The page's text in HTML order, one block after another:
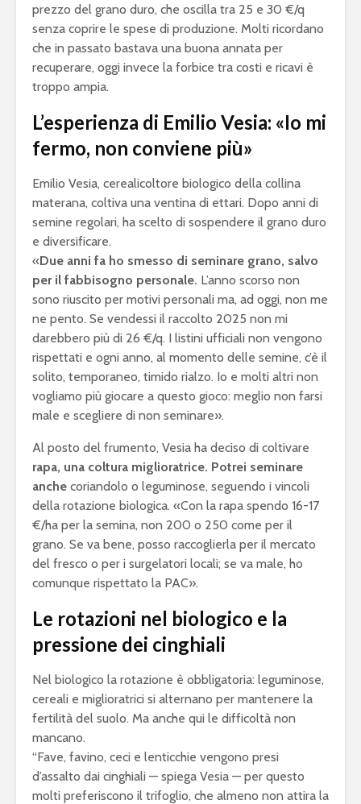
prezzo del grano duro, che oscilla tra 25 e 30 €/q
senza coprire le spese di produzione. Molti ricordano
che in passato bastava una buona annata per
recuperare, oggi invece la forbice tra costi e ricavi è
troppo ampia.
L’esperienza di Emilio Vesia: «Io mi
fermo, non conviene più»
Emilio Vesia, cerealicoltore biologico della collina
materana, coltiva una ventina di ettari. Dopo anni di
semine regolari, ha scelto di sospendere il grano duro
e diversificare.
«Due anni fa ho smesso di seminare grano, salvo
per il fabbisogno personale. L’anno scorso non
sono riuscito per motivi personali ma, ad oggi, non me
ne pento. Se vendessi il raccolto 2025 non mi
darebbero più di 26 €/q. I listini ufficiali non vengono
rispettati e ogni anno, al momento delle semine, c’è il
solito, temporaneo, timido rialzo. Io e molti altri non
vogliamo più giocare a questo gioco: meglio non farsi
male e scegliere di non seminare».
Al posto del frumento, Vesia ha deciso di coltivare
rapa, una coltura miglioratrice. Potrei seminare
anche coriandolo o leguminose, seguendo i vincoli
della rotazione biologica. «Con la rapa spendo 16-17
€/ha per la semina, non 200 o 250 come per il
grano. Se va bene, posso raccoglierla per il mercato
del fresco o per i surgelatori locali; se va male, ho
comunque rispettato la PAC».
Le rotazioni nel biologico e la
pressione dei cinghiali
Nel biologico la rotazione è obbligatoria: leguminose,
cereali e miglioratrici si alternano per mantenere la
fertilità del suolo. Ma anche qui le difficoltà non
mancano.
“Fave, favino, ceci e lenticchie vengono presi
d’assalto dai cinghiali — spiega Vesia — per questo
molti preferiscono il trifoglio, che almeno non attira la